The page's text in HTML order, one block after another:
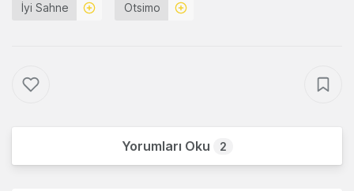
İyi Sahne Otsimo
Yorumları Oku 2